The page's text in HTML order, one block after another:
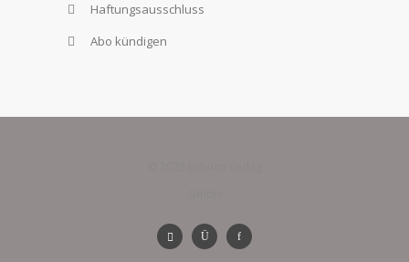
Haftungsausschluss
Abo kündigen